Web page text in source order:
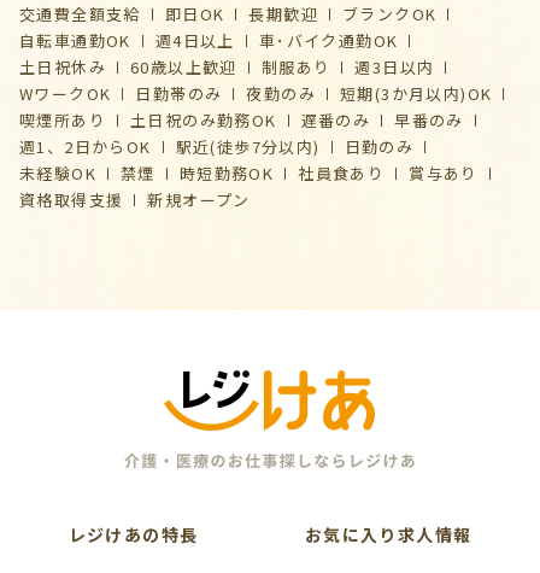
交通費全額支給 即日OK 長期歓迎
ブランクOK
自転車通勤OK
週4日以上
車･バイク通勤OK
土日祝休み
60歳以上歓迎 制服あり
週3日以内
WワークOK
日勤帯のみ 夜勤のみ
短期(3か月以内)OK
喫煙所あり
土日祝のみ勤務OK 遅番のみ
早番のみ
週1、2日からOK
駅近(徒歩7分以内)
日勤のみ
未経験OK
禁煙 時短勤務OK 社員食あり
賞与あり
資格取得支援
新規オープン
レジけあの特長 お気に入り求人情報